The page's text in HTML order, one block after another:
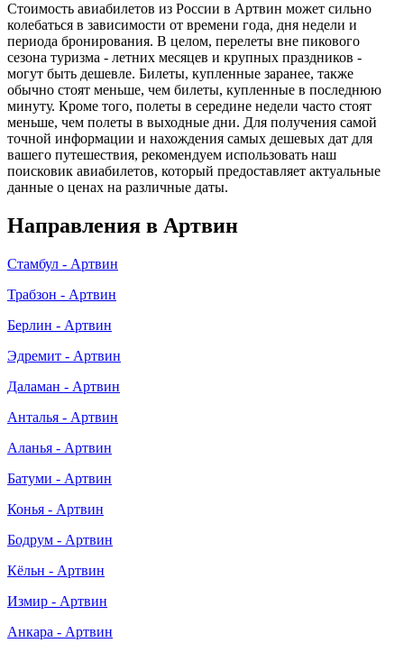
Стоимость авиабилетов из России в Артвин может сильно
колебаться в зависимости от времени года, дня недели и
периода бронирования. В целом, перелеты вне пикового
сезона туризма - летних месяцев и крупных праздников -
могут быть дешевле. Билеты, купленные заранее, также
обычно стоят меньше, чем билеты, купленные в последнюю
минуту. Кроме того, полеты в середине недели часто стоят
меньше, чем полеты в выходные дни. Для получения самой
точной информации и нахождения самых дешевых дат для
вашего путешествия, рекомендуем использовать наш
поисковик авиабилетов, который предоставляет актуальные
данные о ценах на различные даты.
Направления в Артвин
Стамбул - Артвин
Трабзон - Артвин
Берлин - Артвин
Эдремит - Артвин
Даламан - Артвин
Анталья - Артвин
Аланья - Артвин
Батуми - Артвин
Конья - Артвин
Бодрум - Артвин
Кёльн - Артвин
Измир - Артвин
Анкара - Артвин